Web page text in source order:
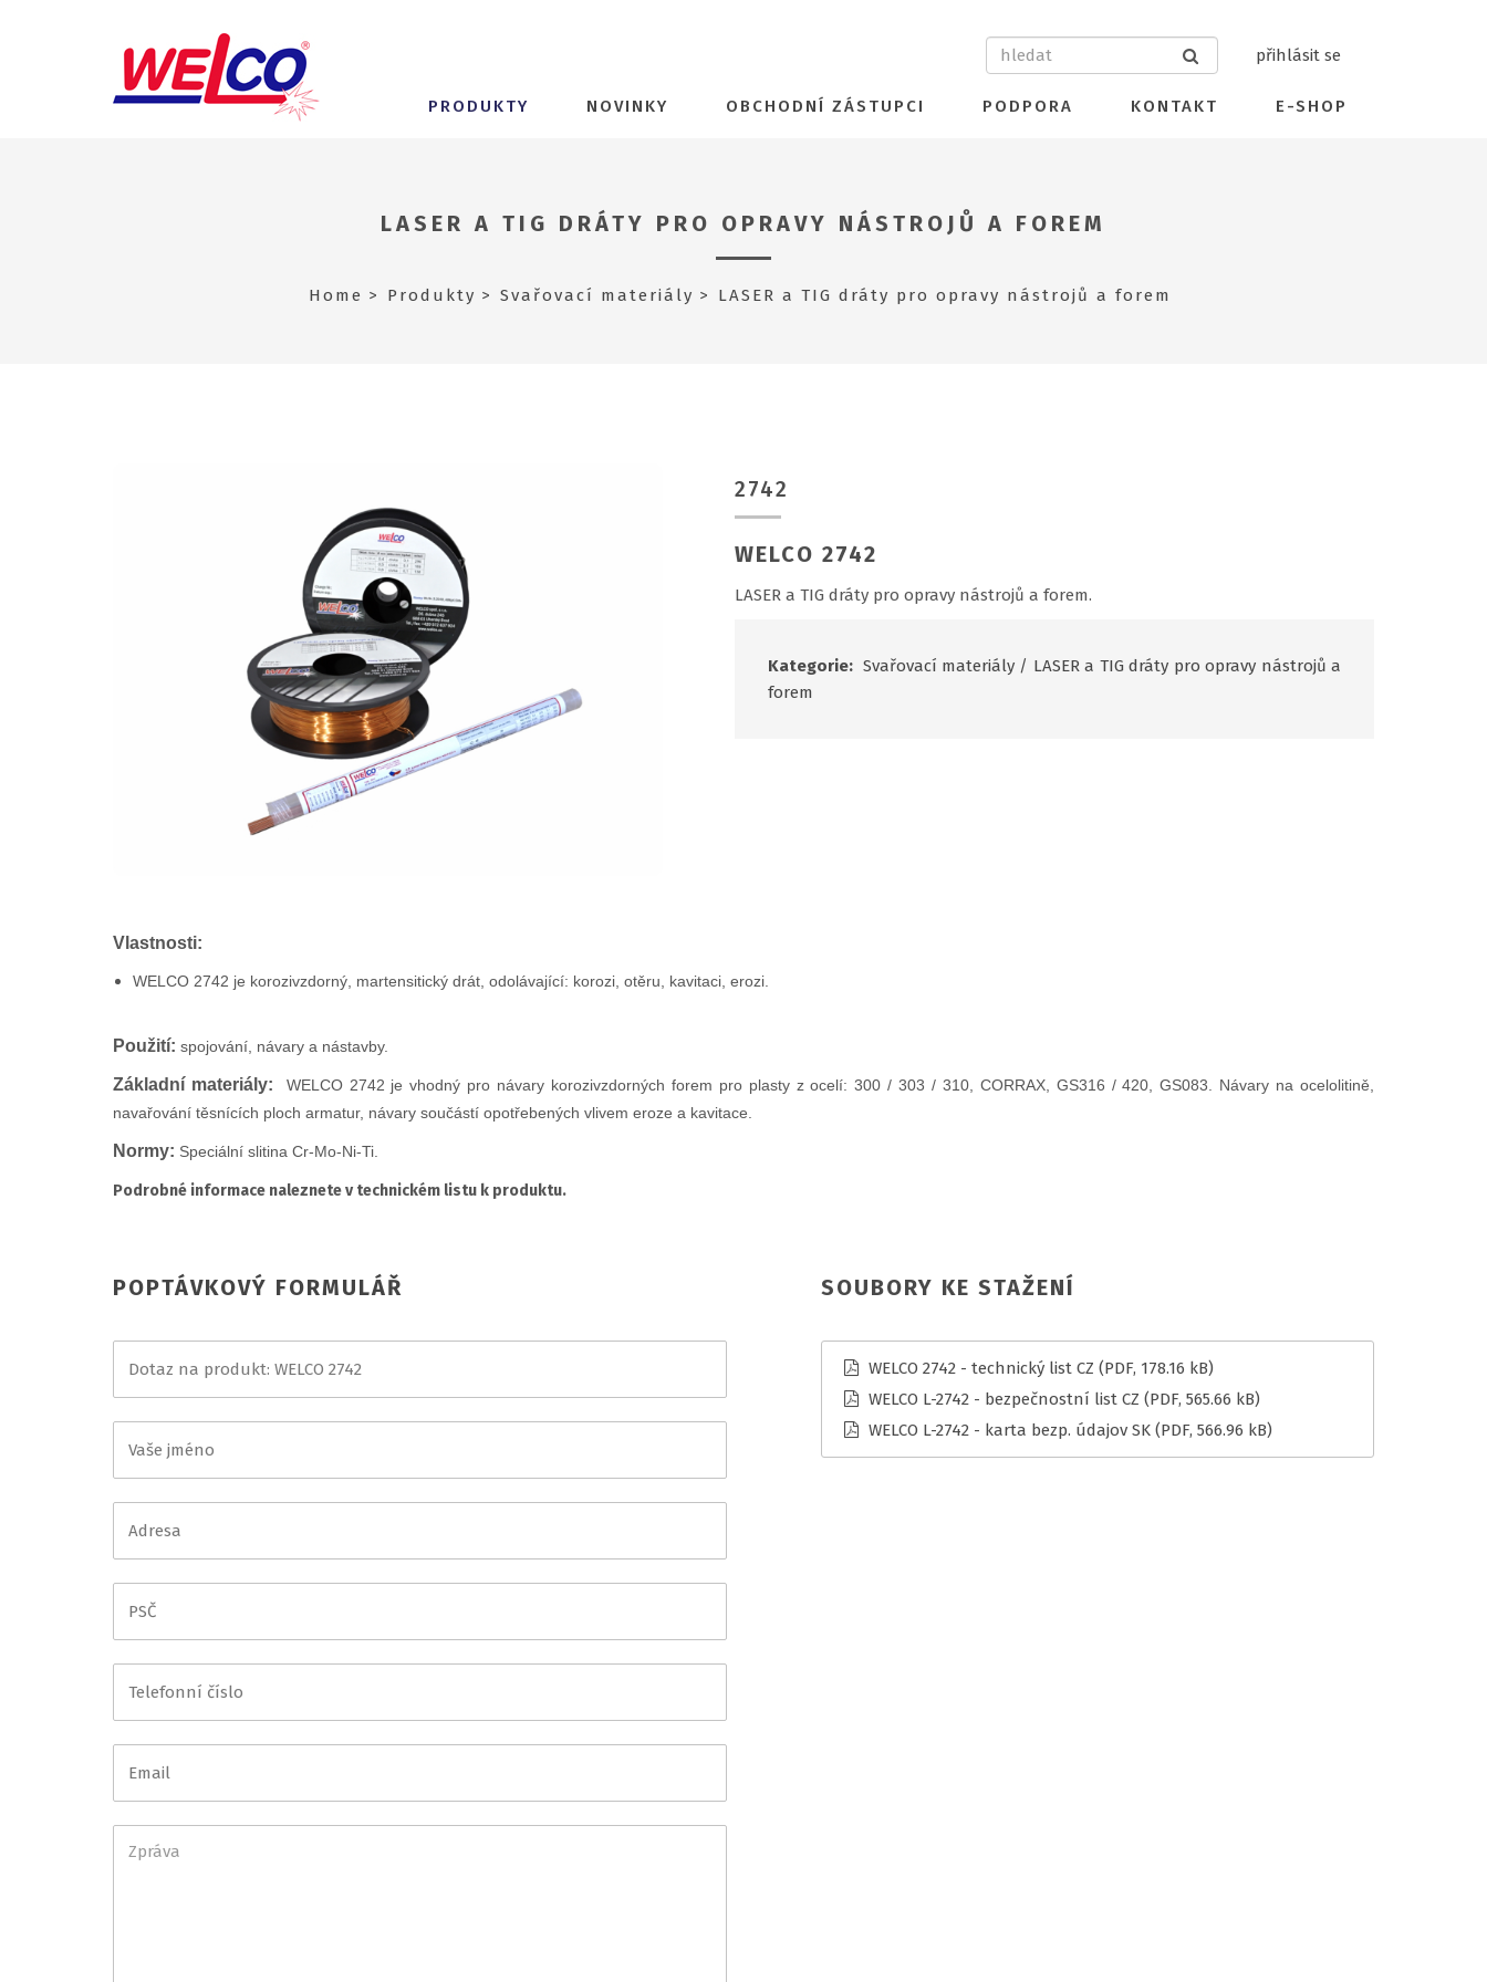
přihlásit se
PRODUKTY NOVINKY OBCHODNÍ ZÁSTUPCI PODPORA KONTAKT E-SHOP
LASER A TIG DRÁTY PRO OPRAVY NÁSTROJŮ A FOREM
Home Produkty Svařovací materiály LASER a TIG dráty pro opravy nástrojů a forem
2742
WELCO 2742
LASER a TIG dráty pro opravy nástrojů a forem.
Kategorie: Svařovací materiály/ LASER a TIG dráty pro opravy nástrojů a
forem
Vlastnosti:
WELCO 2742 je korozivzdorný, martensitický drát, odolávající: korozi, otěru, kavitaci, erozi.
Použití: spojování, návary a nástavby.
Základní materiály:
WELCO 2742 je vhodný pro návary korozivzdorných forem pro plasty z ocelí: 300 / 303 / 310, CORRAX, GS316 / 420, GS083. Návary na ocelolitině,
navařování těsnících ploch armatur, návary součástí opotřebených vlivem eroze a kavitace.
Normy: Speciální slitina Cr-Mo-Ni-Ti.
Podrobné informace naleznete v technickém listu k produktu.
SOUBORY KE STAŽENÍ
WELCO 2742 - technický list CZ (PDF, 178.16 kB)
WELCO L-2742 - bezpečnostní list CZ (PDF, 565.66 kB)
WELCO L-2742 - karta bezp. údajov SK (PDF, 566.96 kB)
POPTÁVKOVÝ FORMULÁŘ